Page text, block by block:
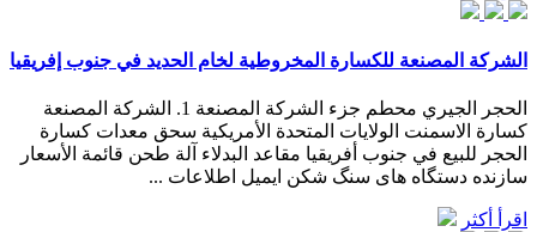
الشركة المصنعة للكسارة المخروطية لخام الحديد في جنوب إفريقيا
الحجر الجيري محطم جزء الشركة المصنعة 1. الشركة المصنعة
كسارة الاسمنت الولايات المتحدة الأمريكية سحق معدات كسارة
الحجر للبيع في جنوب أفريقيا مقاعد البدلاء آلة طحن قائمة الأسعار
سازنده دستگاه های سنگ شکن ایمیل اطلاعات ...
اقرأ أكثر